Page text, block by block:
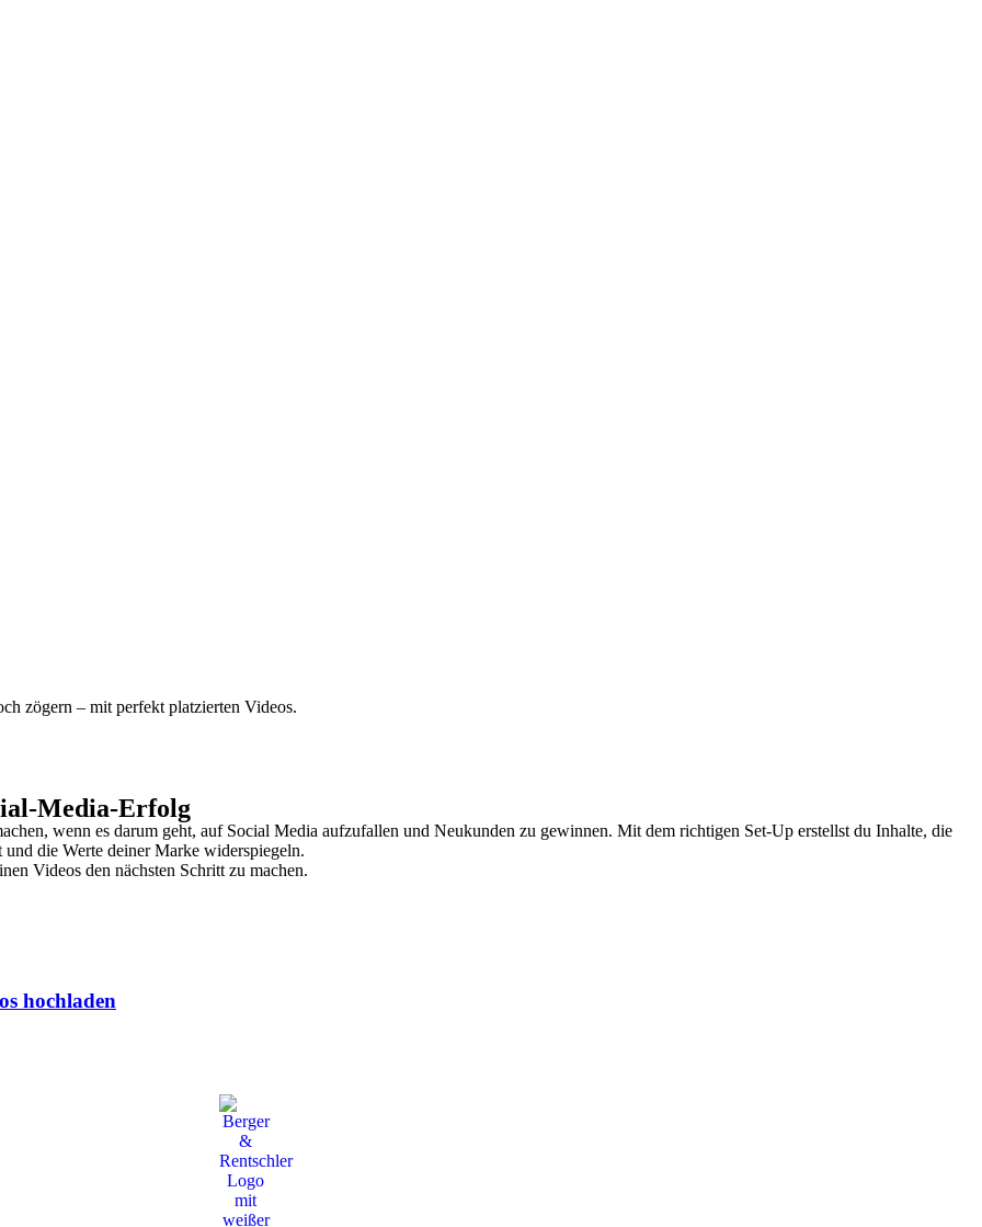
zögern – mit perfekt platzierten Videos.
Media-Erfolg
wenn es darum geht, auf Social Media aufzufallen und Neukunden zu gewinnen. Mit dem richtigen Set-Up erstellst du Inhalte, die
die Werte deiner Marke widerspiegeln.
Videos den nächsten Schritt zu machen.
hochladen